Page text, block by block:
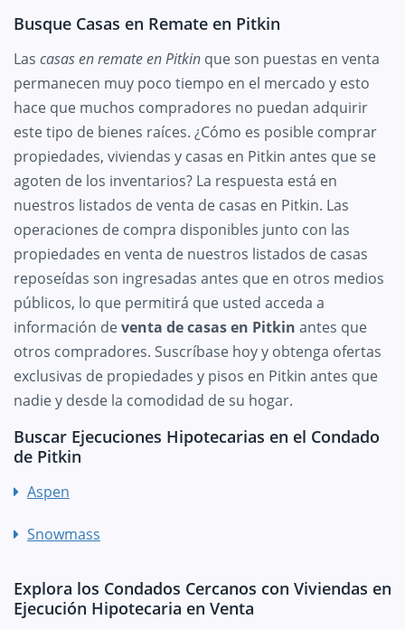
Busque Casas en Remate en Pitkin
Las casas en remate en Pitkin que son puestas en venta
permanecen muy poco tiempo en el mercado y esto
hace que muchos compradores no puedan adquirir
este tipo de bienes raíces. ¿Cómo es posible comprar
propiedades, viviendas y casas en Pitkin antes que se
agoten de los inventarios? La respuesta está en
nuestros listados de venta de casas en Pitkin. Las
operaciones de compra disponibles junto con las
propiedades en venta de nuestros listados de casas
reposeídas son ingresadas antes que en otros medios
públicos, lo que permitirá que usted acceda a
información deventa de casas en Pitkin antes que
otros compradores. Suscríbase hoy y obtenga ofertas
exclusivas de propiedades y pisos en Pitkin antes que
nadie y desde la comodidad de su hogar.
Buscar Ejecuciones Hipotecarias en el Condado
de Pitkin
Aspen
Snowmass
Explora los Condados Cercanos con Viviendas en
Ejecución Hipotecaria en Venta